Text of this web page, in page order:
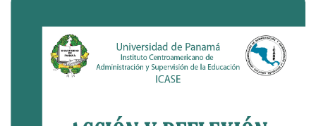
Imagen de portada